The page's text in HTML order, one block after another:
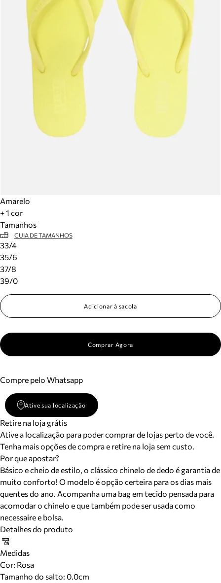
Amarelo
+ 1 cor
Tamanhos
GUIA DE TAMANHOS
33/4
35/6
37/8
39/0
Adicionar à sacola
Comprar Agora
Compre pelo Whatsapp
Ative sua localização
Retire na loja grátis
Ative a localização para poder comprar de lojas perto de você.
Tenha mais opções de compra e retire na loja sem custo.
Por que apostar?
Básico e cheio de estilo, o clássico chinelo de dedo é garantia de
muito conforto! O modelo é opção certeira para os dias mais
quentes do ano. Acompanha uma bag em tecido pensada para
acomodar o chinelo e que também pode ser usada como
necessaire e bolsa.
Detalhes do produto
Medidas
Cor: Rosa
Tamanho do salto: 0.0cm